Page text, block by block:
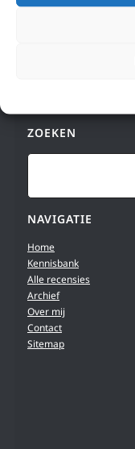
ZOEKEN
Search
NAVIGATIE
Home
Kennisbank
Alle recensies
Archief
Over mij
Contact
Sitemap